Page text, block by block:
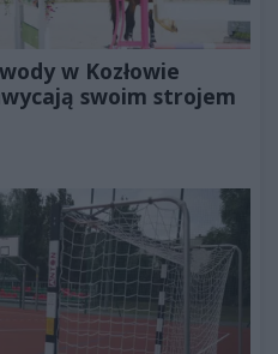
w Kozłowie
swoim strojem